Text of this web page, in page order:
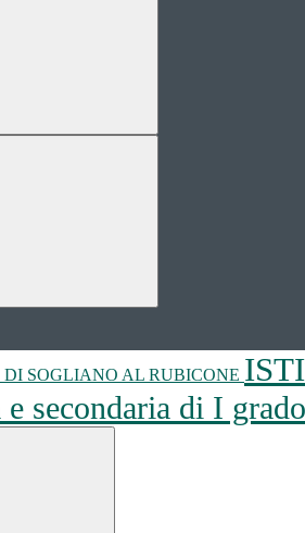
secondaria di I grado